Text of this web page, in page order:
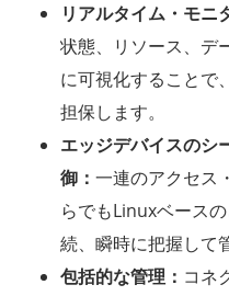
リアルタイム・モニ
状態、リソース、デ
に可視化することで
担保します。
エッジデバイスのシ
御： 一連のアクセス
らでもLinuxベース
続、瞬時に把握して
包括的な管理： コネ